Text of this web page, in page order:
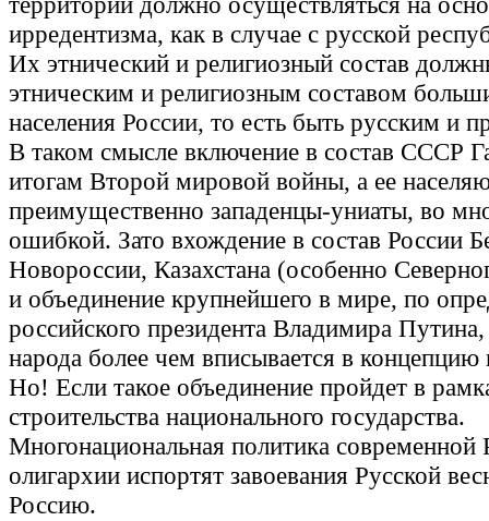
ирредентизма, как в случае с русской
Их этнический и религиозный состав
этническим и религиозным составом
населения России, то есть быть русским и
В таком смысле включение в состав СССР
итогам Второй мировой войны, а ее
преимущественно западенцы-униаты, во
ошибкой. Зато вхождение в состав России
Новороссии, Казахстана (особенно
и объединение крупнейшего в мире, по
российского президента Владимира Путина,
народа более чем вписывается в концепцию
Но! Если такое объединение пройдет в
строительства национального государства.
Многонациональная политика современной
олигархии испортят завоевания Русской
Россию.